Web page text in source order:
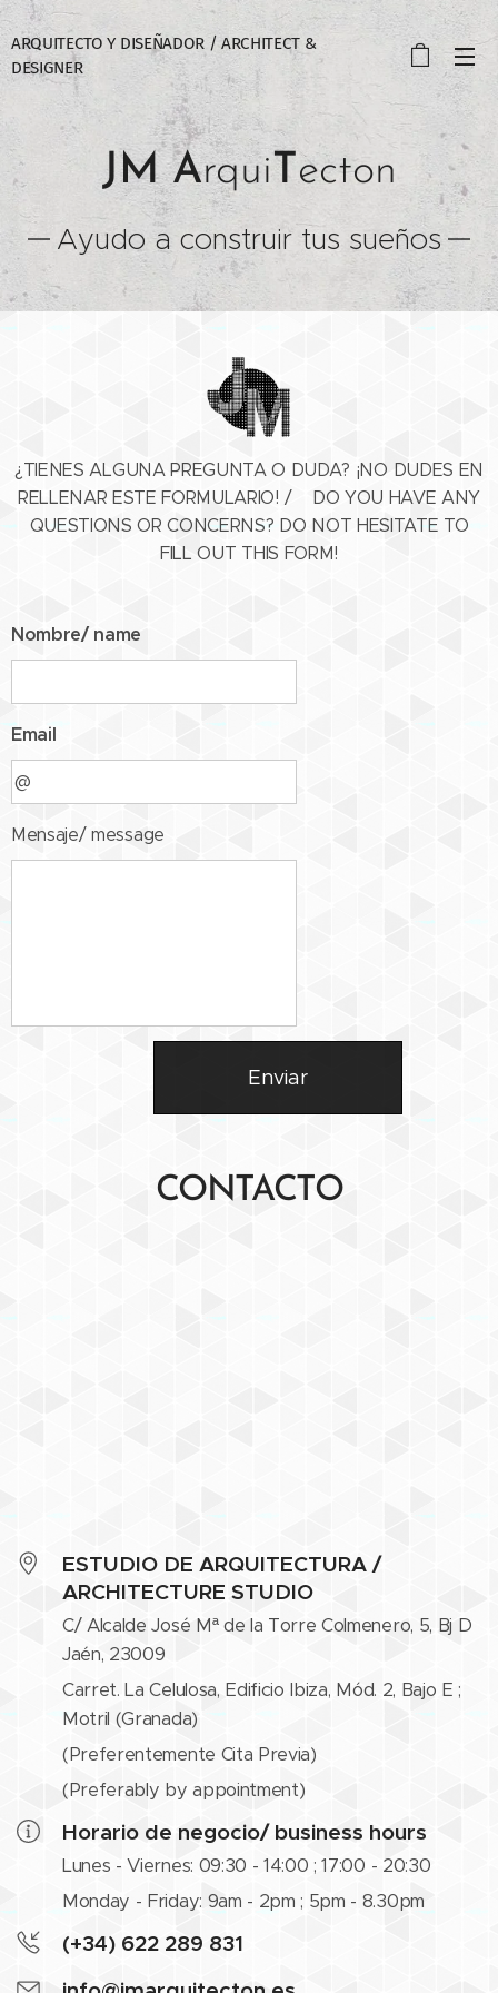
ARQUITECTO Y DISEÑADOR / ARCHITECT &
DESIGNER
JM Arqui T ecton
Ayudo a construir tus sueños
¿TIENES ALGUNA PREGUNTA O DUDA? ¡NO DUDES EN
RELLENAR ESTE FORMULARIO! / DO YOU HAVE ANY
QUESTIONS OR CONCERNS? DO NOT HESITATE TO
FILL OUT THIS FORM!
Nombre/ name
Email
Mensaje/ message
Enviar
CONTACTO
ESTUDIO DE ARQUITECTURA /
ARCHITECTURE STUDIO
C/ Alcalde José Mª de la Torre Colmenero, 5, Bj D
Jaén, 23009
Carret. La Celulosa, Edificio Ibiza, Mód. 2, Bajo E ;
Motril (Granada)
(Preferentemente Cita Previa)
(Preferably by appointment)
Horario de negocio/ business hours
Lunes - Viernes: 09:30 - 14:00 ; 17:00 - 20:30
Monday - Friday: 9am - 2pm ; 5pm - 8.30pm
(+34) 622 289 831